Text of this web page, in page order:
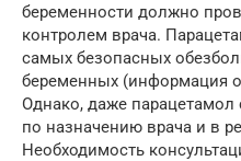
беременности должно
контролем врача.
самых безопасных
беременных (информация
Однако, даже парацетамол
по назначению врача и в
Необходимость